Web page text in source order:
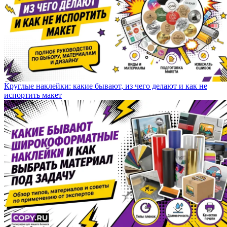
Круглые наклейки: какие бывают, из чего делают и как не
испортить макет